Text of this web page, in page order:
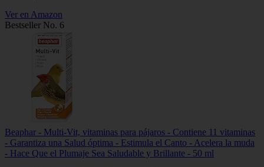
Ver en Amazon
Bestseller No. 6
Beaphar - Multi-Vit, vitaminas para pájaros - Contiene 11 vitaminas
- Garantiza una Salud óptima - Estimula el Canto - Acelera la muda
- Hace Que el Plumaje Sea Saludable y Brillante - 50 ml